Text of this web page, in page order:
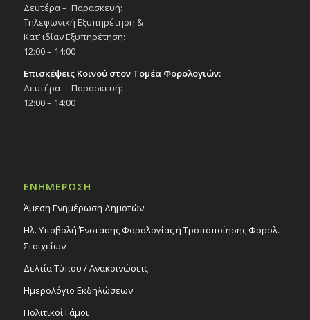
Δευτέρα – Παρασκευή:
Τηλεφωνική Εξυπηρέτηση &
Κατ’ ιδίαν Εξυπηρέτηση:
12:00 – 14:00
Επισκέψεις Κοινού στον Τομέα Φορολογιών:
Δευτέρα – Παρασκευή:
12:00 – 14:00
ΕΝΗΜΕΡΩΣΗ
Άμεση Ενημέρωση Δημοτών
Ηλ. Υποβολή Ένστασης Φορολογίας ή Τροποποίησης Φορολ.
Στοιχείων
Δελτία Τύπου / Ανακοινώσεις
Ημερολόγιο Εκδηλώσεων
Πολιτικοί Γάμοι